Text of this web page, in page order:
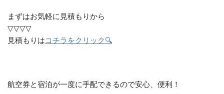
まずはお気軽に見積もりから
▽▽▽▽
見積もりはコチラをクリック🔍
航空券と宿泊が一度に手配できるので安心、便利！